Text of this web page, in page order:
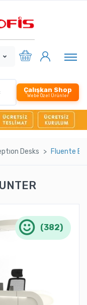
Çalışkan Shop
Webe Özel Ürünler
Desks Fluente
(382)